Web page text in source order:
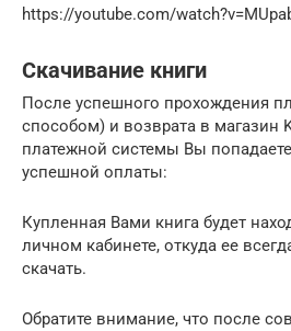
https://youtube.com/
Скачивание книги
После успешного прохождения
способом) и возврата в магазин
платежной системы Вы
успешной оплаты:
Купленная Вами книга будет
личном кабинете, откуда ее
скачать.
Обратите внимание, что после